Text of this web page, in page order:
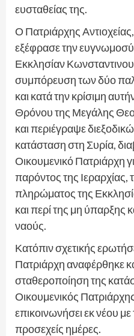
ευσταθείας της.
Ο Πατριάρχης
εξέφρασε την
Εκκλησίαν
συμπόρευση των δύο
και κατά την κρίσιμη
Θρόνου της Μεγάλης
και περιέγραψε
κατάσταση στη Συρία,
Οικουμενικό Πατριάρχη
παρόντος της Ιεραρχίας,
πληρώματος της
και περί της μη
ναούς.
Κατόπιν σχετικής
Πατριάρχη αναφέρθηκε
σταθεροποίηση της
Οικουμενικός
επικοινωνήσει εκ νέου
προσεχείς ημέρες.